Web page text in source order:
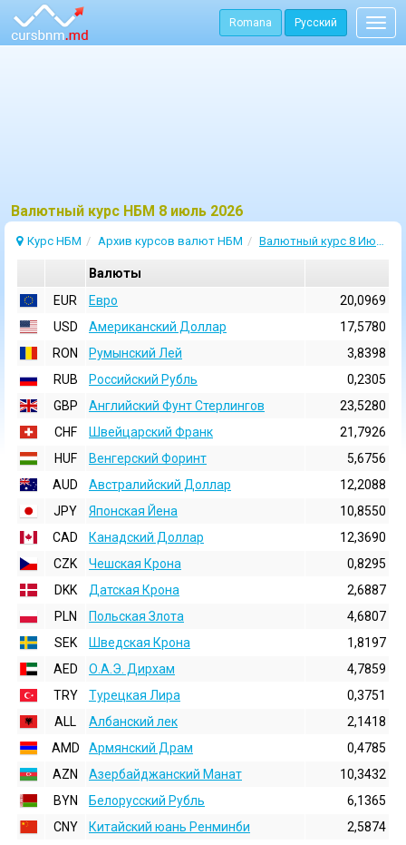
Romana Русский
Bалютный курс НБМ 8 июль 2026
Курс НБМ Архив курсов валют НБМ Валютный курс 8 Июль 2026
Валюты
EUR
Евро
20,0969
USD
Aмериканский Доллар
17,5780
RON
Румынский Лей
3,8398
RUB
Российский Рубль
0,2305
GBP
Английский Фунт Стерлингов
23,5280
CHF
Швейцарский Франк
21,7926
HUF
Венгерский Форинт
5,6756
AUD
Австралийский Доллар
12,2088
JPY
Японская Йена
10,8550
CAD
Канадский Доллар
12,3690
CZK
Чешская Крона
0,8295
DKK
Датская Крона
2,6887
PLN
Польская Злота
4,6807
SEK
Шведская Крона
1,8197
AED
О.А.Э. Дирхам
4,7859
TRY
Турецкая Лира
0,3751
ALL
Албанский лек
2,1418
AMD
Армянский Драм
0,4785
AZN
Азербайджанский Манат
10,3432
BYN
Белорусский Рубль
6,1365
CNY
Китайский юань Ренминби
2,5874